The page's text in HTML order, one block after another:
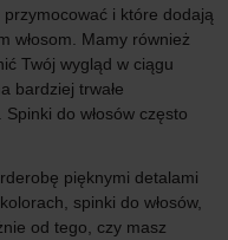
przymocować i które dodają
włosom. Mamy również
Twój wygląd w ciągu
bardziej trwałe
do włosów często
pięknymi detalami
spinki do włosów,
od tego, czy masz